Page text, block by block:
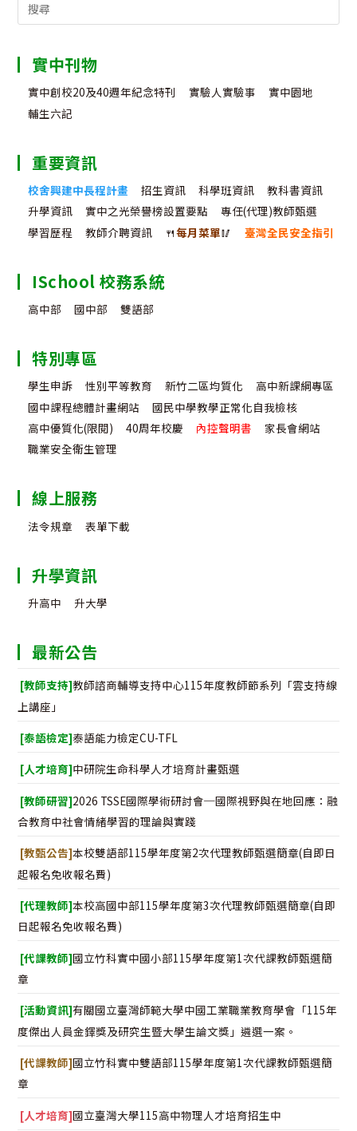
for:
實中刊物
實中創校20及40週年紀念特刊 實驗人實驗事
實中園地
輔生六記
重要資訊
校舍興建中長程計畫 招生資訊 科學班資訊
教科書資訊
升學資訊
實中之光榮譽榜設置要點
專任(代理)教師甄選
學習歷程
教師介聘資訊 🍴每月菜單🥢 臺灣全民安全指引
ISchool 校務系統
高中部 國中部 雙語部
特別專區
學生申訴 性別平等教育 新竹二區均質化
高中新課綱專區
國中課程總體計畫網站
國民中學教學正常化自我檢核
高中優質化(限閱)
40周年校慶 內控聲明書
家長會網站
職業安全衛生管理
線上服務
法令規章 表單下載
升學資訊
升高中 升大學
最新公告
[教師支持]教師諮商輔導支持中心115年度教師節系列「雲支持線
上講座」
[泰語檢定]泰語能力檢定CU-TFL
[人才培育]中研院生命科學人才培育計畫甄選
[教師研習]2026 TSSE國際學術研討會─國際視野與在地回應：融
合教育中社會情緒學習的理論與實踐
[教甄公告]本校雙語部115學年度第2次代理教師甄選簡章(自即日
起報名免收報名費)
[代理教師]本校高國中部115學年度第3次代理教師甄選簡章(自即
日起報名免收報名費)
[代課教師]國立竹科實中國小部115學年度第1次代課教師甄選簡
章
[活動資訊]有關國立臺灣師範大學中國工業職業教育學會「115年
度傑出人員金鐸獎及研究生暨大學生論文獎」遴選一案。
[代課教師]國立竹科實中雙語部115學年度第1次代課教師甄選簡
章
[人才培育]國立臺灣大學115高中物理人才培育招生中